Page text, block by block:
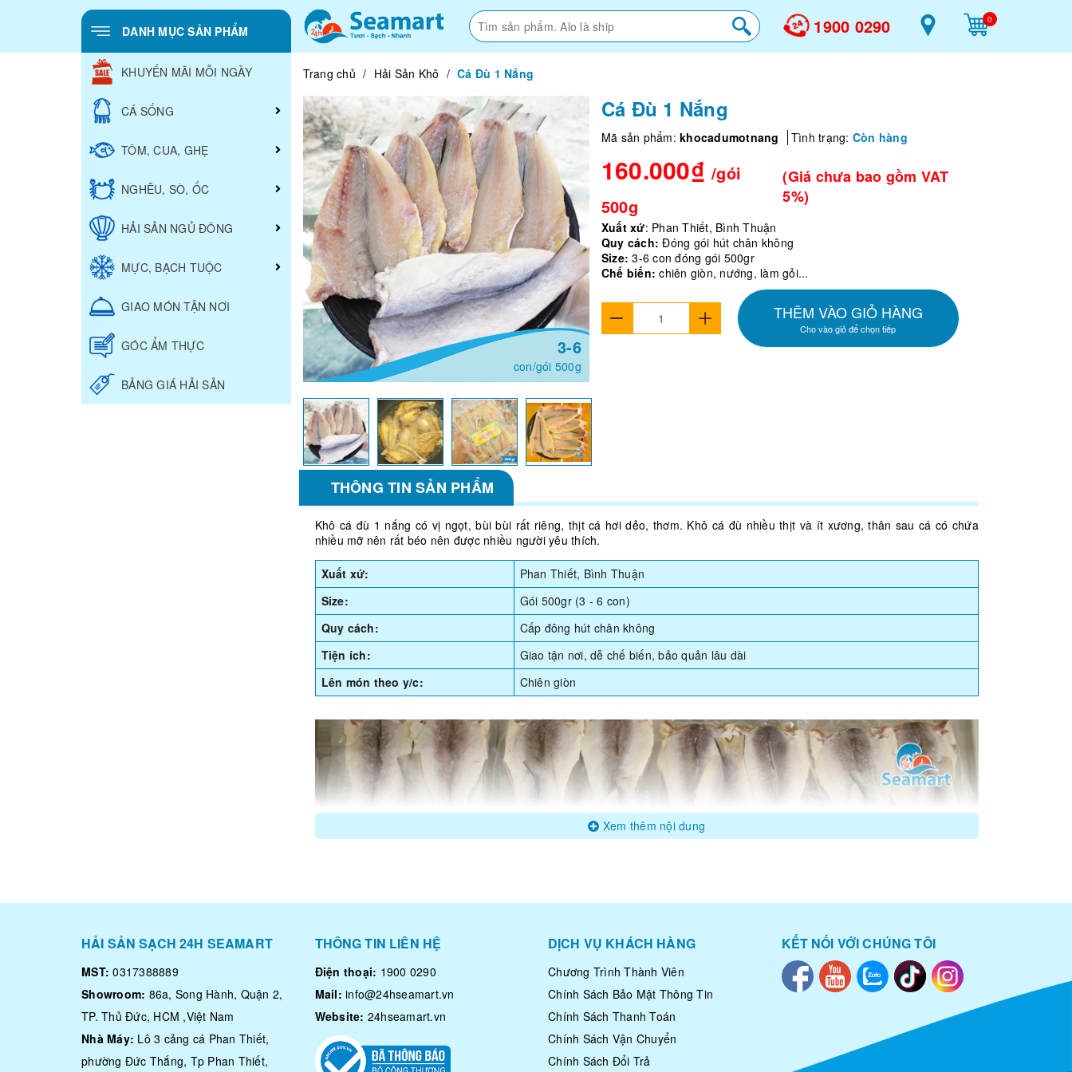
DANH MỤC SẢN PHẨM
KHUYẾN MÃI MỖI NGÀY
CÁ SỐNG
TÔM, CUA, GHẸ
NGHÊU, SÒ, ỐC
HẢI SẢN NGỦ ĐÔNG
MỰC, BẠCH TUỘC
GIAO MÓN TẬN NƠI
GÓC ẨM THỰC
BẢNG GIÁ HẢI SẢN
1900 0290 0
Trang chủ / Hải Sản Khô / Cá Đù 1 Nắng
3-6
con/gói 500g
Cá Đù 1 Nắng
Mã sản phẩm: khocadumotnang Tình trạng: Còn hàng
160.000₫ /gói
500g
(Giá chưa bao gồm VAT
5%)
Xuất xứ: Phan Thiết, Bình Thuận
Quy cách: Đóng gói hút chân không
Size: 3-6 con đóng gói 500gr
Chế biến:chiên giòn, nướng, làm gỏi...
THÊM VÀO GIỎ HÀNG
Cho vào giỏ để chọn tiếp
THÔNG TIN SẢN PHẨM
Khô cá đù 1 nắng có vị ngọt, bùi bùi rất riêng, thịt cá hơi dẻo, thơm. Khô cá đù nhiều thịt và ít xương, thân sau cá có chứa
nhiều mỡ nên rất béo nên được nhiều người yêu thích.
Xuất xứ:
Phan Thiết, Bình Thuận
Size:
Gói 500gr (3 - 6 con)
Quy cách:
Cấp đông hút chân không
Tiện ích:
Giao tận nơi, dễ chế biến, bảo quản lâu dài
Lên món theo y/c:
Chiên giòn
Xem thêm nội dung
HẢI SẢN SẠCH 24H SEAMART
MST: 0317388889
Showroom: 86a, Song Hành, Quận 2,
TP. Thủ Đức, HCM ,Việt Nam
Nhà Máy: Lô 3 cảng cá Phan Thiết,
phường Đức Thắng, Tp Phan Thiết,
THÔNG TIN LIÊN HỆ
Điện thoại: 1900 0290
Mail: info@24hseamart.vn
Website: 24hseamart.vn
DỊCH VỤ KHÁCH HÀNG
Chương Trình Thành Viên
Chính Sách Bảo Mật Thông Tin
Chính Sách Thanh Toán
Chính Sách Vận Chuyển
Chính Sách Đổi Trả
KẾT NỐI VỚI CHÚNG TÔI